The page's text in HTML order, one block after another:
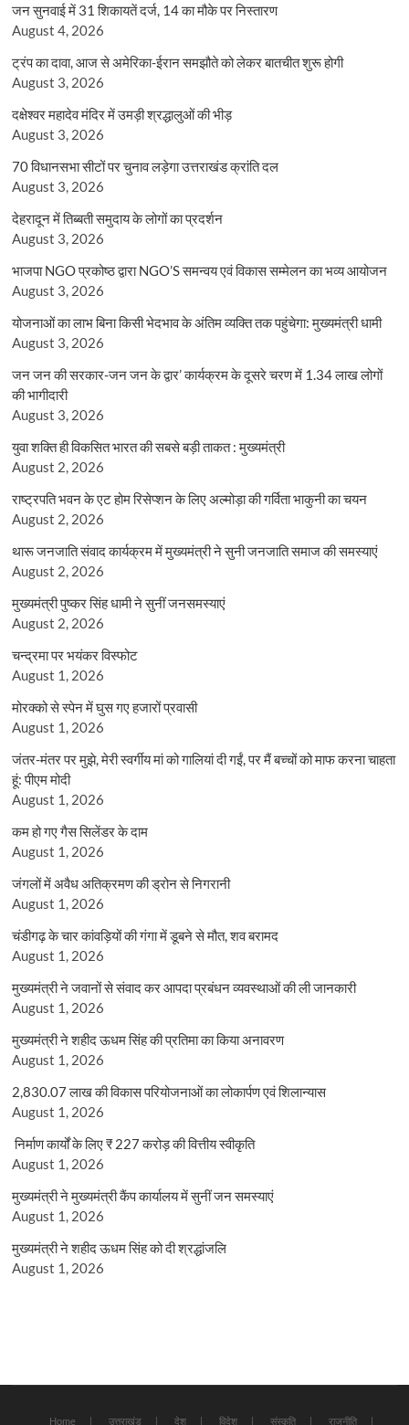
जन सुनवाई में 31 शिकायतें दर्ज, 14 का मौके पर निस्तारण
August 4, 2026
ट्रंप का दावा, आज से अमेरिका-ईरान समझौते को लेकर बातचीत शुरू होगी
August 3, 2026
दक्षेश्वर महादेव मंदिर में उमड़ी श्रद्धालुओं की भीड़
August 3, 2026
70 विधानसभा सीटों पर चुनाव लड़ेगा उत्तराखंड क्रांति दल
August 3, 2026
देहरादून में तिब्बती समुदाय के लोगों का प्रदर्शन
August 3, 2026
भाजपा NGO प्रकोष्ठ द्वारा NGO’S समन्वय एवं विकास सम्मेलन का भव्य आयोजन
August 3, 2026
योजनाओं का लाभ बिना किसी भेदभाव के अंतिम व्यक्ति तक पहुंचेगा: मुख्यमंत्री धामी
August 3, 2026
जन जन की सरकार-जन जन के द्वार’ कार्यक्रम के दूसरे चरण में 1.34 लाख लोगों
की भागीदारी
August 3, 2026
युवा शक्ति ही विकसित भारत की सबसे बड़ी ताकत : मुख्यमंत्री
August 2, 2026
राष्ट्रपति भवन के एट होम रिसेप्शन के लिए अल्मोड़ा की गर्विता भाकुनी का चयन
August 2, 2026
थारू जनजाति संवाद कार्यक्रम में मुख्यमंत्री ने सुनी जनजाति समाज की समस्याएं
August 2, 2026
मुख्यमंत्री पुष्कर सिंह धामी ने सुनीं जनसमस्याएं
August 2, 2026
चन्द्रमा पर भयंकर विस्फोट
August 1, 2026
मोरक्को से स्पेन में घुस गए हजारों प्रवासी
August 1, 2026
जंतर-मंतर पर मुझे, मेरी स्वर्गीय मां को गालियां दी गईं, पर मैं बच्चों को माफ करना चाहता
हूं: पीएम मोदी
August 1, 2026
कम हो गए गैस सिलेंडर के दाम
August 1, 2026
जंगलों में अवैध अतिक्रमण की ड्रोन से निगरानी
August 1, 2026
चंडीगढ़ के चार कांवड़ियों की गंगा में डूबने से मौत, शव बरामद
August 1, 2026
मुख्यमंत्री ने जवानों से संवाद कर आपदा प्रबंधन व्यवस्थाओं की ली जानकारी
August 1, 2026
मुख्यमंत्री ने शहीद ऊधम सिंह की प्रतिमा का किया अनावरण
August 1, 2026
2,830.07 लाख की विकास परियोजनाओं का लोकार्पण एवं शिलान्यास
August 1, 2026
निर्माण कार्यों के लिए ₹ 227 करोड़ की वित्तीय स्वीकृति
August 1, 2026
मुख्यमंत्री ने मुख्यमंत्री कैंप कार्यालय में सुनीं जन समस्याएं
August 1, 2026
मुख्यमंत्री ने शहीद ऊधम सिंह को दी श्रद्धांजलि
August 1, 2026
Home उत्तराखंड देश विदेश संस्कृति राजनीति